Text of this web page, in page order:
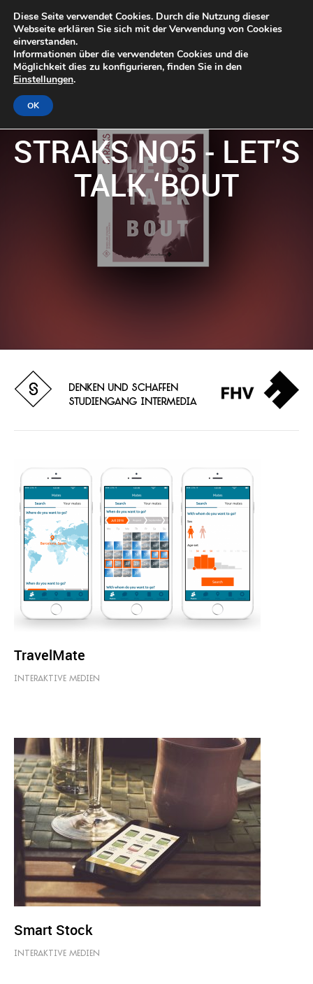
STRAKS NO5 - LET’S
TALK ‘BOUT
TravelMate
INTERAKTIVE MEDIEN
Smart Stock
INTERAKTIVE MEDIEN
Diese Seite verwendet Cookies. Durch die Nutzung dieser
Webseite erklären Sie sich mit der Verwendung von Cookies
einverstanden.
Informationen über die verwendeten Cookies und die
Möglichkeit dies zu konfigurieren, finden Sie in den
Einstellungen.
OK